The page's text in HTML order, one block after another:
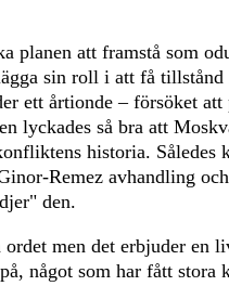
planen att framstå som
sin roll i att få tillstånd
ett årtionde – försöket
lyckades så bra att
historia. Således
Remez avhandling
den.
ordet men det erbjuder en
något som har fått stora